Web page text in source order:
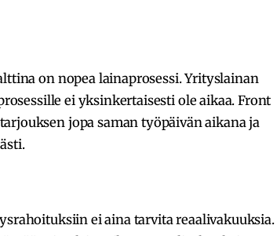
on nopea lainaprosessi. Yrityslainan
ei yksinkertaisesti ole aikaa. Front
jopa saman työpäivän aikana ja
ei aina tarvita reaalivakuuksia.